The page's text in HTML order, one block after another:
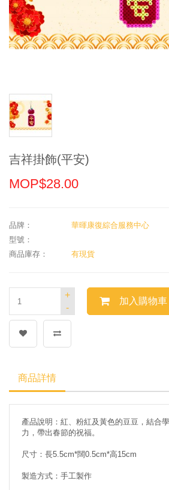
吉祥掛飾(平安)
MOP$28.00
品牌：
華暉康復綜合服務中心
型號：
商品庫存：
有現貨
-
+
加入購物車
商品詳情
產品說明：紅、粉紅及黃色的豆豆，結合
力，帶出春節的祝福。
尺寸：長5.5cm*闊0.5cm*高15cm
製造方式：手工製作